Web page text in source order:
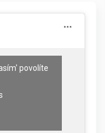
povolíte